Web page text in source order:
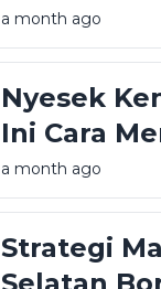
a month ago
Nyesek
Ini Cara
a month ago
Strategi